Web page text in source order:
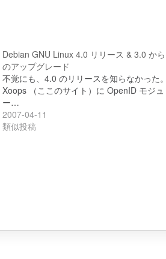
Debian GNU Linux 4.0 リリース & 3.0 から
のアップグレード
不覚にも、4.0 のリリースを知らなかった。
Xoops （ここのサイト）に OpenID モジュ
ー…
2007-04-11
類似投稿